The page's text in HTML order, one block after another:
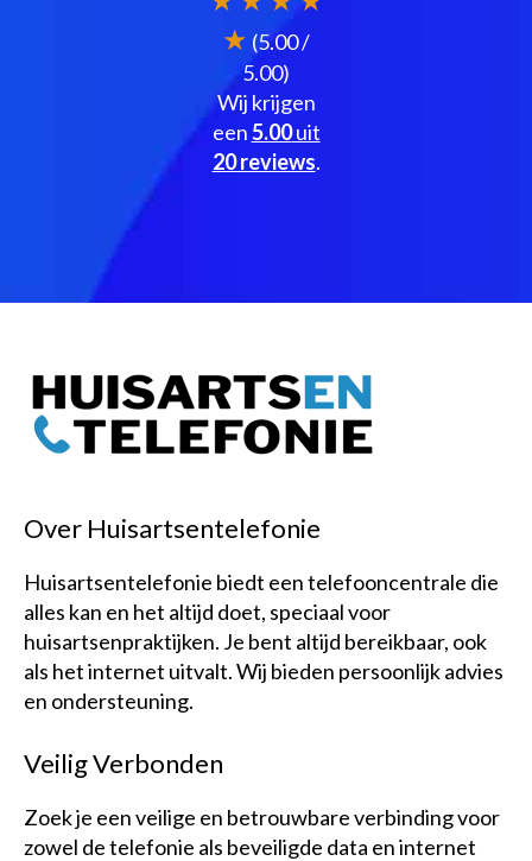
★ (5.00 /
5.00)
Wij krijgen
een5.00uit
20 reviews.
Over Huisartsentelefonie
Huisartsentelefonie biedt een telefooncentrale die
alles kan en het altijd doet, speciaal voor
huisartsenpraktijken. Je bent altijd bereikbaar, ook
als het internet uitvalt. Wij bieden persoonlijk advies
en ondersteuning.
Veilig Verbonden
Zoek je een veilige en betrouwbare verbinding voor
zowel de telefonie als beveiligde data en internet